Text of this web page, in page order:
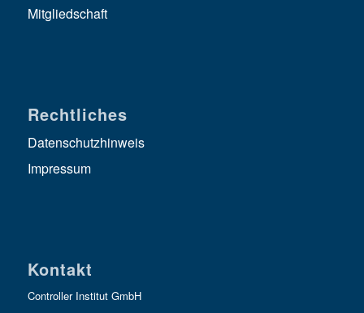
Mitgliedschaft
Rechtliches
Datenschutzhinweis
Impressum
Kontakt
Controller Institut GmbH